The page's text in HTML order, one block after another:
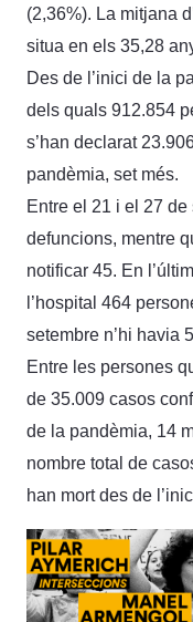
(2,36%). La mitjana
situa en els 35,28
Des de l’inici de la
dels quals 912.854
s’han declarat
pandèmia, set més.
Entre el 21 i el 27 de
defuncions, mentre
notificar 45. En
l’hospital 464
setembre n’hi havia
Entre les persones
de 35.009 casos
de la pandèmia, 14
nombre total de
han mort des de